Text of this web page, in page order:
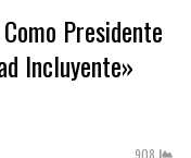
Presidente
Incluyente»
908